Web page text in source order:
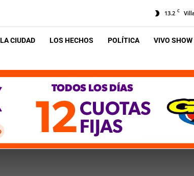
13.2 C
LA CIUDAD LOS HECHOS POLÍTICA VIVO SHOW